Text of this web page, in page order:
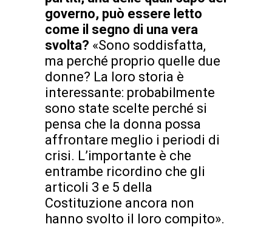
governo, può essere letto
come il segno di una vera
svolta? «Sono soddisfatta,
ma perché proprio quelle due
donne? La loro storia è
interessante: probabilmente
sono state scelte perché si
pensa che la donna possa
affrontare meglio i periodi di
crisi. L’importante è che
entrambe ricordino che gli
articoli 3 e 5 della
Costituzione ancora non
hanno svolto il loro compito».